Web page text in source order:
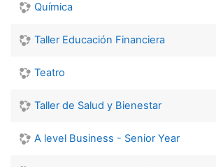
Química
Taller Educación Financiera
Teatro
Taller de Salud y Bienestar
A level Business - Senior Year